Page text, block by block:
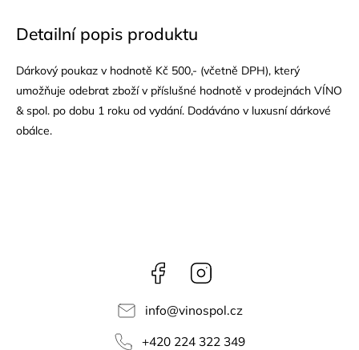
Detailní popis produktu
Dárkový poukaz v hodnotě Kč 500,- (včetně DPH), který
umožňuje odebrat zboží v příslušné hodnotě v prodejnách VÍNO
& spol. po dobu 1 roku od vydání. Dodáváno v luxusní dárkové
obálce.
Facebook
info@vinospol.cz
+420 224 322 349